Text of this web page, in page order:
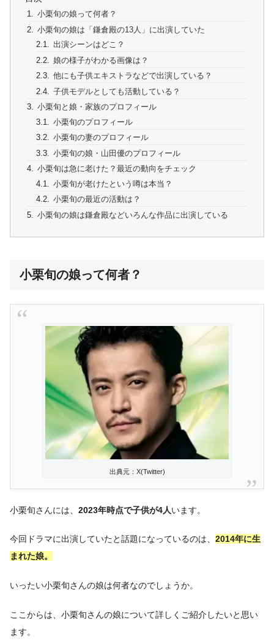
小栗旬の娘って何者？
小栗旬の娘は「鎌倉殿の13人」に出演していた
出演シーンはどこ？
娘の様子がわかる画像は？
他にも子供エキストラなどで出演している？
子供モデルとしても活動している？
小栗旬と娘・家族のプロフィール
小栗旬のプロフィール
小栗旬の妻のプロフィール
小栗旬の娘・山田優のプロフィール
小栗旬は急に老けた？最近の動向をチェック
小栗旬が老けたという噂は本当？
小栗旬の最近の活動は？
小栗旬の娘は鎌倉殿などいろんな作品に出演している
小栗旬の娘って何者？
出典元：X(Twitter)
小栗旬さんには、 2023年時点で子供が4人います。
今回ドラマに出演していたと話題になっているのは、 2014年に生
まれた娘。
いったい小栗旬さんの娘は何者なのでしょうか。
ここからは、小栗旬さんの娘について詳しくご紹介したいと思い
ます。